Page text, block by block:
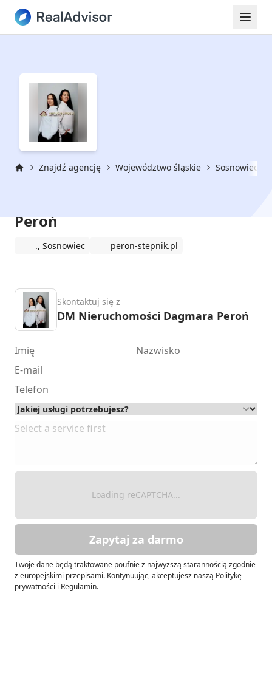
Znajdź agencję Województwo śląskie Sosnowiec
Peroń
., Sosnowiec peron-stepnik.pl
Skontaktuj się z
DM Nieruchomości Dagmara Peroń
Loading reCAPTCHA...
Zapytaj za darmo
Twoje dane będą traktowane poufnie z najwyższą starannością zgodnie
z europejskimi przepisami. Kontynuując, akceptujesz naszą Politykę
prywatności i Regulamin.